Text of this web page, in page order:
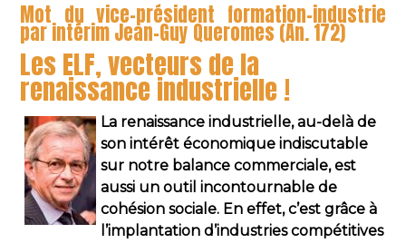
Mot du vice-président formation-industrie
par intérim Jean-Guy Queromes (An. 172)
Les ELF, vecteurs de la
renaissance industrielle !
La renaissance industrielle, au-delà de
son intérêt économique indiscutable
sur notre balance commerciale, est
aussi un outil incontournable de
cohésion sociale. En effet, c’est grâce à
l’implantation d’industries compétitives